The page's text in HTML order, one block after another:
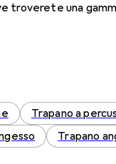
troverete una
Trapano a
Trapano